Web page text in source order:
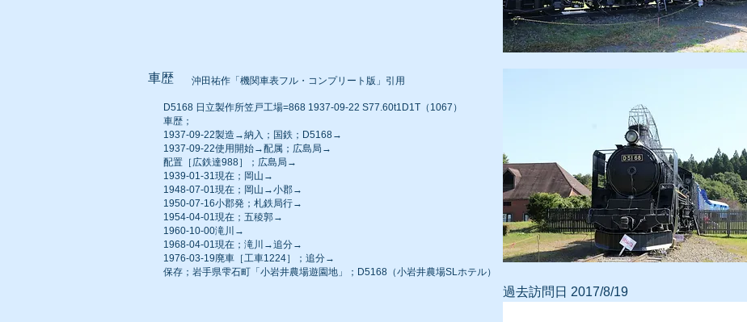
車歴 沖田祐作「機関車表フル・コンプリート版」引用
D5168 日立製作所笠戸工場=868 1937-09-22 S77.60t1D1T（1067）
車歴；
1937-09-22製造→納入；国鉄；D5168→
1937-09-22使用開始→配属；広島局→
配置［広鉄達988］；広島局→
1939-01-31現在；岡山→
1948-07-01現在；岡山→小郡→
1950-07-16小郡発；札鉄局行→
1954-04-01現在；五稜郭→
1960-10-00滝川→
1968-04-01現在；滝川→追分→
1976-03-19廃車［工車1224］；追分→
保存；岩手県雫石町「小岩井農場遊園地」；D5168（小岩井農場SLホテル）
過去訪問日 2017/8/19